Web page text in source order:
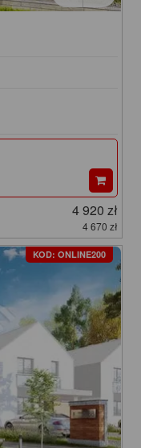
4 920 zł
4 670 zł
KOD: ONLINE200